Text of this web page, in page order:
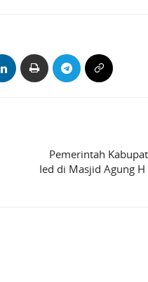
Pemerintah
Ied di Masjid Agung